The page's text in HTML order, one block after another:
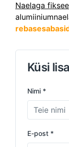
Naelaga
Küsi
Nimi *
E-post *